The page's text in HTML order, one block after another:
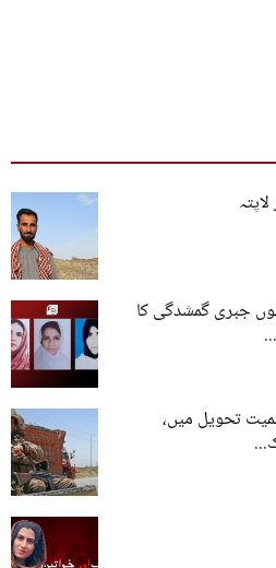
جبری گمشدگی کا
تحویل میں،